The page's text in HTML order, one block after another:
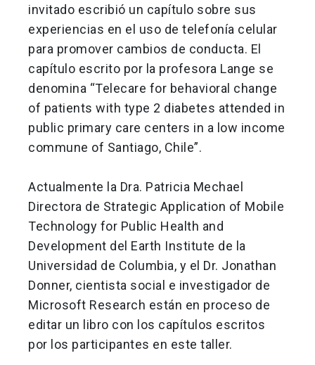
invitado escribió un capítulo sobre sus
experiencias en el uso de telefonía celular
para promover cambios de conducta. El
capítulo escrito por la profesora Lange se
denomina “Telecare for behavioral change
of patients with type 2 diabetes attended in
public primary care centers in a low income
commune of Santiago, Chile”.
Actualmente la Dra. Patricia Mechael
Directora de Strategic Application of Mobile
Technology for Public Health and
Development del Earth Institute de la
Universidad de Columbia, y el Dr. Jonathan
Donner, cientista social e investigador de
Microsoft Research están en proceso de
editar un libro con los capítulos escritos
por los participantes en este taller.